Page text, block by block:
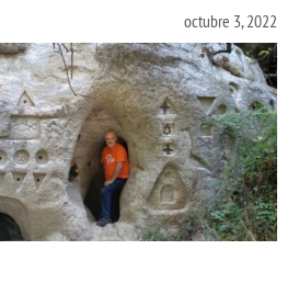
octubre 3, 2022